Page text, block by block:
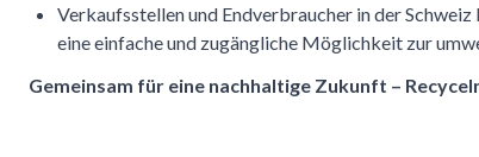
Verkaufsstellen und Endverbraucher in der
eine einfache und zugängliche Möglichkeit zur
Gemeinsam für eine nachhaltige Zukunft –